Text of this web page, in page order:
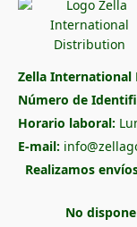
Zella International
Número de
Horario laboral:
E-mail:
Realizamos
No